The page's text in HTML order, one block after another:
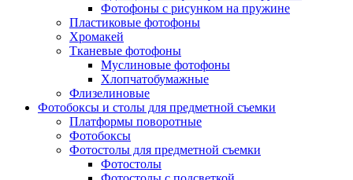
Фотофоны с рисунком на пружине
Пластиковые фотофоны
Хромакей
Тканевые фотофоны
Муслиновые фотофоны
Хлопчатобумажные
Флизелиновые
Фотобоксы и столы для предметной съемки
Платформы поворотные
Фотобоксы
Фотостолы для предметной съемки
Фотостолы